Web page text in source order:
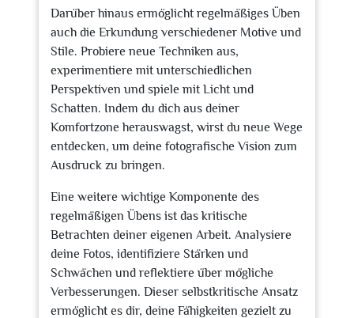
Darüber hinaus ermöglicht regelmäßiges Üben
auch die Erkundung verschiedener Motive und
Stile. Probiere neue Techniken aus,
experimentiere mit unterschiedlichen
Perspektiven und spiele mit Licht und
Schatten. Indem du dich aus deiner
Komfortzone herauswagst, wirst du neue Wege
entdecken, um deine fotografische Vision zum
Ausdruck zu bringen.
Eine weitere wichtige Komponente des
regelmäßigen Übens ist das kritische
Betrachten deiner eigenen Arbeit. Analysiere
deine Fotos, identifiziere Stärken und
Schwächen und reflektiere über mögliche
Verbesserungen. Dieser selbstkritische Ansatz
ermöglicht es dir, deine Fähigkeiten gezielt zu